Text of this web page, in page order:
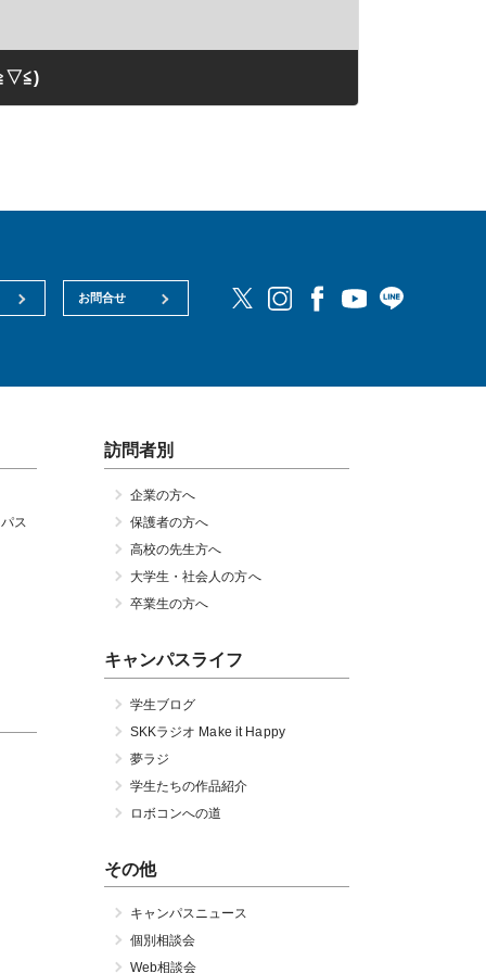
お問合せ
ス
訪問者別
企業の方へ
保護者の方へ
高校の先生方へ
大学生・社会人の方へ
卒業生の方へ
キャンパスライフ
学生ブログ
SKKラジオ Make it Happy
夢ラジ
学生たちの作品紹介
ロボコンへの道
その他
キャンパスニュース
個別相談会
Web相談会